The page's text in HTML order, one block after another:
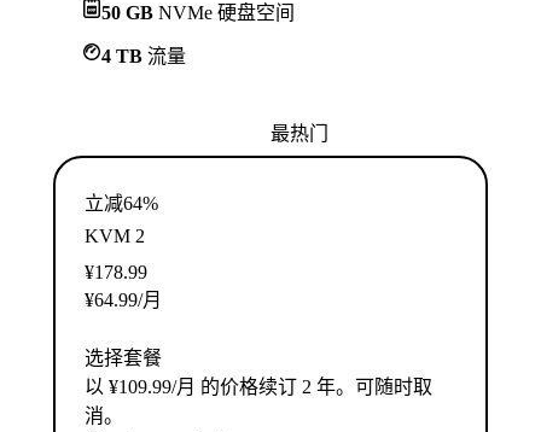
50 GB NVMe 硬盘空间
4 TB 流量
最热门
立减64%
KVM 2
¥178.99
¥64.99/月
选择套餐
以 ¥109.99/月 的价格续订 2 年。可随时取
消。